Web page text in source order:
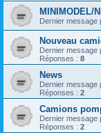
MINIMODEL/
Dernier message
Nouveau
Dernier message
Réponses : 8
News
Dernier message
Réponses : 2
Camions
Dernier message
Réponses : 2